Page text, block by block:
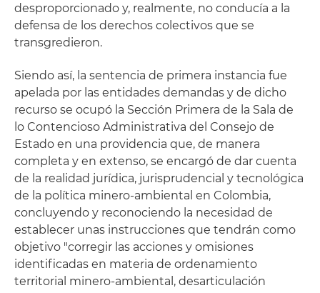
desproporcionado y, realmente, no conducía a la
defensa de los derechos colectivos que se
transgredieron.
Siendo así, la sentencia de primera instancia fue
apelada por las entidades demandas y de dicho
recurso se ocupó la Sección Primera de la Sala de
lo Contencioso Administrativa del Consejo de
Estado en una providencia que, de manera
completa y en extenso, se encargó de dar cuenta
de la realidad jurídica, jurisprudencial y tecnológica
de la política minero-ambiental en Colombia,
concluyendo y reconociendo la necesidad de
establecer unas instrucciones que tendrán como
objetivo "corregir las acciones y omisiones
identificadas en materia de ordenamiento
territorial minero-ambiental, desarticulación